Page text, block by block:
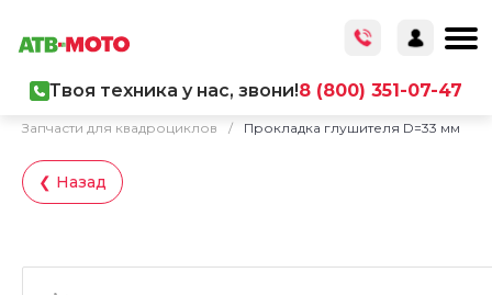
Твоя техника у нас, звони!8 (800) 351-07-47
Запчасти для квадроциклов
/ Прокладка глушителя D=33 мм
❮ Назад